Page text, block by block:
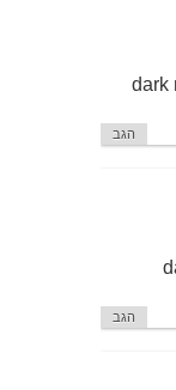
dark
הגב
הגב